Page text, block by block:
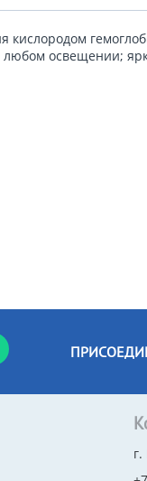
освещении;